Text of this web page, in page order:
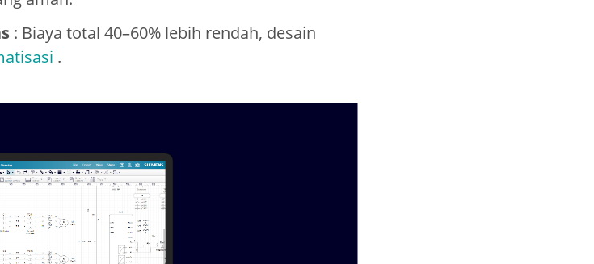
: Biaya total 40–60% lebih rendah, desain
.